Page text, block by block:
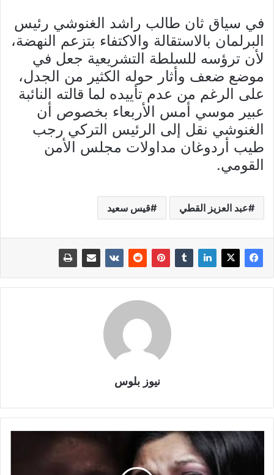
في سياق ثان طالب راشد الغنوشي رئيس
البرلمان بالاستقالة والاكتفاء بتزعم النهضة،
لأن ترؤسه للسلطة التشريعية جعل في
موضع ضعف وأثار حوله الكثير من الجدل،
على الرغم من عدم تأييده لما قالته النائبة
عبير موسي أمس الأربعاء بخصوص أن
الغنوشي نقل إلى الرئيس التركي رجب
طيب أردوغان مداولات مجلس الأمن
القومي.
عبد العزيز القطي قيس سعيد
نيوز بلوس